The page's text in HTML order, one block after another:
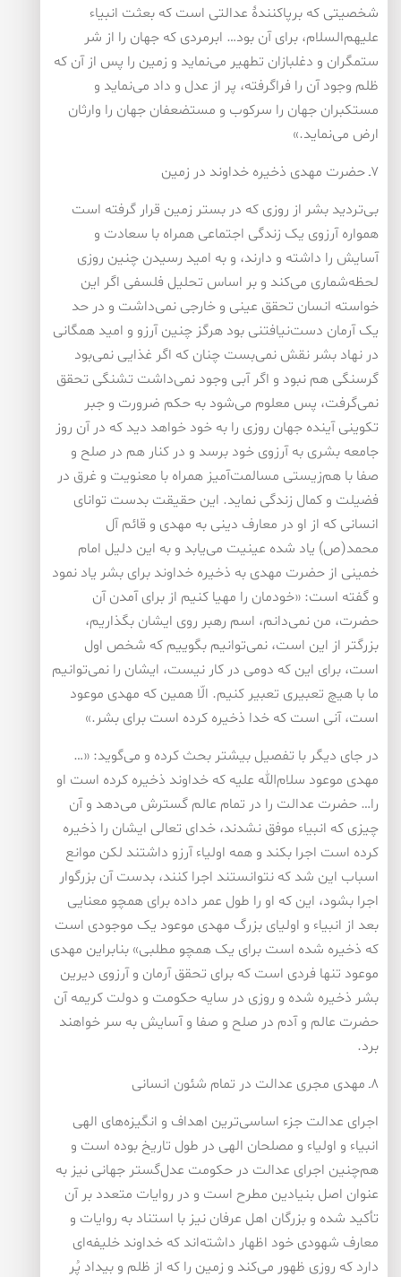
شخصیتی که برپاکنندۀ عدالتی است که بعثت انبیاء
علیهم‌السلام، برای آن بود… ابرمردی که جهان را از شر
ستمگران و دغلبازان تطهیر می‌نماید و زمین را پس از آن که
ظلم وجود آن را فراگرفته، پر از عدل و داد می‌نماید و
مستکبران جهان را سرکوب و مستضعفان جهان را وارثان
ارض می‌نماید.»
۷ـ حضرت مهدی ذخیره خداوند در زمین
بی‌تردید بشر از روزی که در بستر زمین قرار گرفته است
همواره آرزوی یک زندگی اجتماعی همراه با سعادت و
آسایش را داشته و دارند، و به امید رسیدن چنین روزی
لحظه‌شماری می‌کند و بر اساس تحلیل فلسفی اگر این
خواسته انسان تحقق عینی و خارجی نمی‌داشت و در حد
یک آرمان دست‌نیافتنی بود هرگز چنین آرزو و امید همگانی
در نهاد بشر نقش نمی‌بست چنان که اگر غذایی نمی‌بود
گرسنگی هم نبود و اگر آبی وجود نمی‌داشت تشنگی تحقق
نمی‌گرفت، پس معلوم می‌شود به حکم ضرورت و جبر
تکوینی آینده جهان روزی را به خود خواهد دید که در آن روز
جامعه بشری به آرزوی خود برسد و در کنار هم در صلح و
صفا با هم‌زیستی مسالمت‌آمیز همراه با معنویت و غرق در
فضیلت و کمال زندگی نماید. این حقیقت بدست توانای
انسانی که از او در معارف دینی به مهدی و قائم آل
محمد(ص) یاد شده عینیت می‌یابد و به این دلیل امام
خمینی از حضرت مهدی به ذخیره خداوند برای بشر یاد نمود
و گفته است: «خودمان را مهیا کنیم از برای آمدن آن
حضرت، من نمی‌دانم، اسم رهبر روی ایشان بگذاریم،
بزرگتر از این است، نمی‌توانیم بگوییم که شخص اول
است، برای این که دومی در کار نیست، ایشان را نمی‌توانیم
ما با هیچ تعبیری تعبیر کنیم. الّا همین که مهدی موعود
است، آنی است که خدا ذخیره کرده است برای بشر.»
در جای دیگر با تفصیل بیشتر بحث کرده و می‌گوید: «…
مهدی موعود سلام‌الله علیه که خداوند ذخیره کرده است او
را… حضرت عدالت را در تمام عالم گسترش می‌دهد و آن
چیزی که انبیاء موفق نشدند، خدای تعالی ایشان را ذخیره
کرده است اجرا بکند و همه اولیاء آرزو داشتند لکن موانع
اسباب این شد که نتوانستند اجرا کنند، بدست آن بزرگوار
اجرا بشود، این که او را طول عمر داده برای همچو معنایی
بعد از انبیاء و اولیای بزرگ مهدی موعود یک موجودی است
که ذخیره شده است برای یک همچو مطلبی» بنابراین مهدی
موعود تنها فردی است که برای تحقق آرمان و آرزوی دیرین
بشر ذخیره شده و روزی در سایه حکومت و دولت کریمه آن
حضرت عالم و آدم در صلح و صفا و آسایش به سر خواهند
برد.
۸ـ مهدی مجری عدالت در تمام شئون انسانی
اجرای عدالت جزء اساسی‌ترین اهداف و انگیزه‌های الهی
انبیاء و اولیاء و مصلحان الهی در طول تاریخ بوده است و
هم‌چنین اجرای عدالت در حکومت عدل‌گستر جهانی نیز به
عنوان اصل بنیادین مطرح است و در روایات متعدد بر آن
تأکید شده و بزرگان اهل عرفان نیز با استناد به روایات و
معارف شهودی خود اظهار داشته‌اند که خداوند خلیفه‌ای
دارد که روزی ظهور می‌کند و زمین را که از ظلم و بیداد پُر